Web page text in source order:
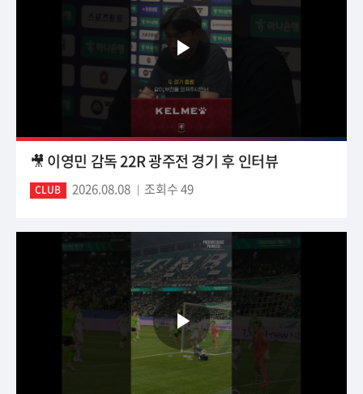
🎥 이영민 감독 22R 광주전 경기 후 인터뷰
CLUB 2026.08.08 조회수 49